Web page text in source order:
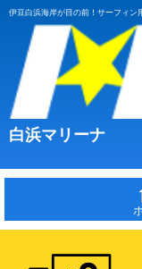
伊豆白浜海岸が目の前！サーフィン
白浜マリーナ